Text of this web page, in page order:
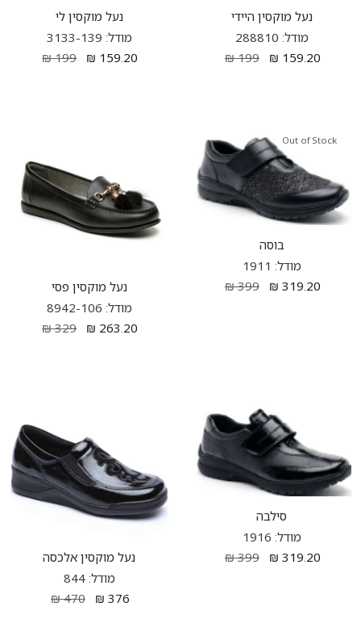
נעל מוקסין היידי
מודל: 288810
₪ 159.20
₪199
נעל מוקסין לי
מודל: 3133-139
₪ 159.20
₪199
Out of Stock
בוסה
מודל: 1911
₪ 319.20
₪399
נעל מוקסין פסי
מודל: 8942-106
₪ 263.20
₪329
סילבה
מודל: 1916
₪ 319.20
₪399
נעל מוקסין אלכסה
מודל: 844
₪ 376
₪470